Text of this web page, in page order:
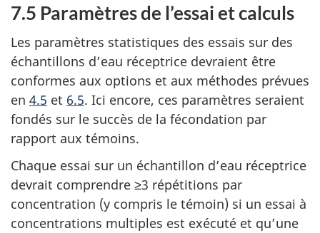
7.5 Paramètres de l’essai et calculs
Les paramètres statistiques des essais sur des
échantillons d’eau réceptrice devraient être
conformes aux options et aux méthodes prévues
en 4.5 et 6.5. Ici encore, ces paramètres seraient
fondés sur le succès de la fécondation par
rapport aux témoins.
Chaque essai sur un échantillon d’eau réceptrice
devrait comprendre ≥3 répétitions par
concentration (y compris le témoin) si un essai à
concentrations multiples est exécuté et qu’une